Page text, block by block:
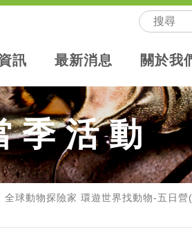
訊 最新消息 關於我
季活動
全球動物探險家 環遊世界找動物-五日營